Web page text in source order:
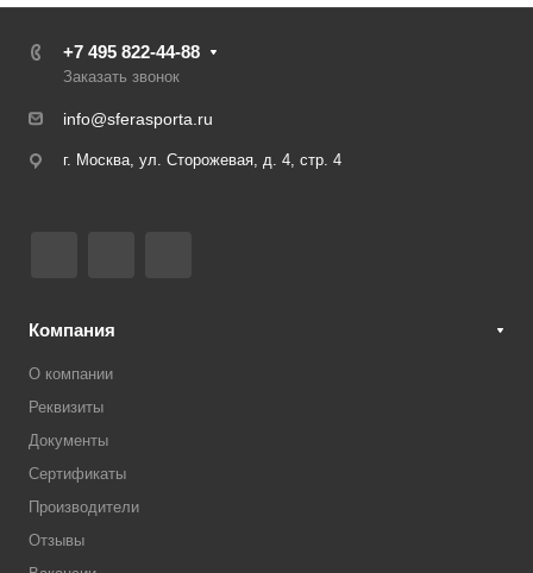
+7 495 822-44-88
Заказать звонок
info@sferasporta.ru
г. Москва, ул. Сторожевая, д. 4, стр. 4
Компания
О компании
Реквизиты
Документы
Сертификаты
Производители
Отзывы